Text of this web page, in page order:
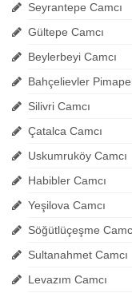
Seyrantepe Camcı
Gültepe Camcı
Beylerbeyi Camcı
Bahçelievler
Silivri Camcı
Çatalca Camcı
Uskumruköy Camcı
Habibler Camcı
Yeşilova Camcı
Söğütlüçeşme
Sultanahmet Camcı
Levazım Camcı